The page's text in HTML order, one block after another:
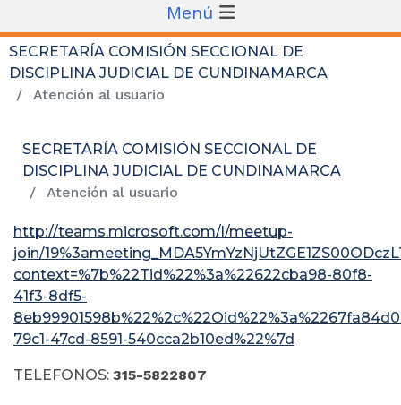
Menú
SECRETARÍA COMISIÓN SECCIONAL DE
DISCIPLINA JUDICIAL DE CUNDINAMARCA
Atención al usuario
SECRETARÍA COMISIÓN SECCIONAL DE
DISCIPLINA JUDICIAL DE CUNDINAMARCA
Atención al usuario
http://teams.microsoft.com/l/meetup-
join/
context=%7b%22Tid%22%3a%22622cba98-80f8-
41f3-8df5-
79c1-47cd-8591-540cca2b10ed%22%7d
TELEFONOS: 315-5822807